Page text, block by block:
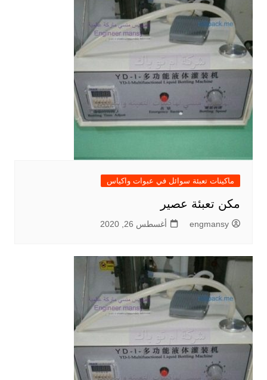
ماكينات تعبئة سوائل في عبوات واكياس
مكن تعبئة عصير
engmansy أغسطس 26, 2020